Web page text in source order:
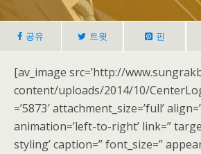
공유 트윗 핀
[av_image src=’http://
content/uploads/2014/10/
=’5873′ attachment_size=’full’
animation=’left-to-right’ link=”
styling’ caption=” font_size=”